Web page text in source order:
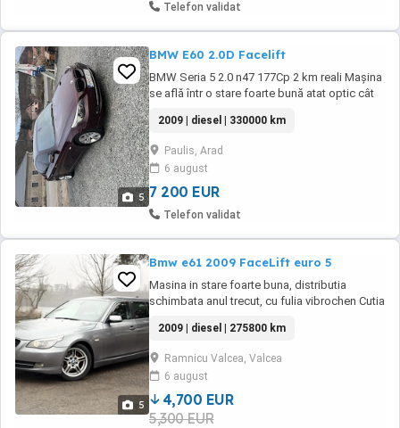
Telefon validat
5
BMW E60 2.0D Facelift
BMW Seria 5 2.0 n47 177Cp 2 km reali Mașina
se află într o stare foarte bună atat optic cât
spate cu afișaj Navigație model mare (color)
4 geamuri electrice Cutie de viteze manuala
6+1 trepte Magazie de CD + port USB si
memorie interna pentru ...
2009 | diesel | 330000 km
Paulis, Arad
6 august
7 200 EUR
Telefon validat
5
Bmw e61 2009 FaceLift euro 5
Masina in stare foarte buna, distributia
schimbata anul trecut, cu fulia vibrochen Cutia
schimburile facute la timp, este o masina
ingrijita folosita personal, cu mici defecte
optice datorita varstei An 05.2009 Motorizare
2.0 Diesel 177 CP Cutie automată 6+1
Joystick Norma ...
2009 | diesel | 275800 km
Ramnicu Valcea, Valcea
6 august
4,700 EUR
5,300 EUR